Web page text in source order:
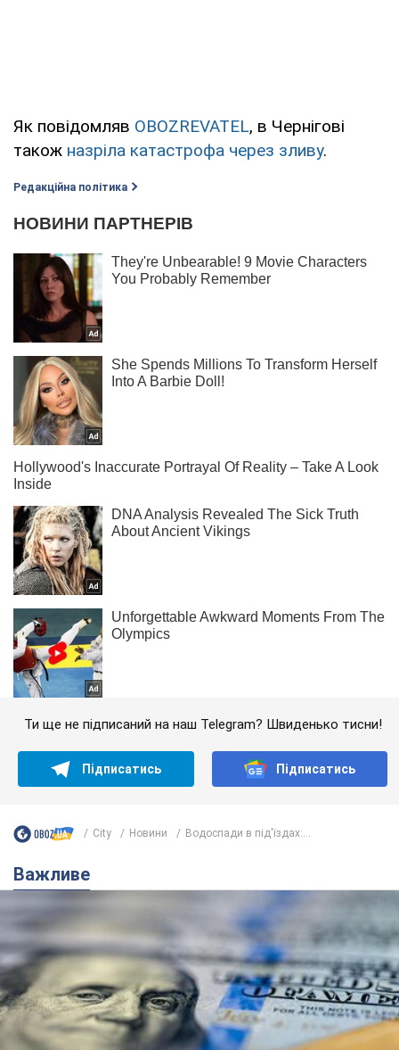
Як повідомляв OBOZREVATEL, в Чернігові
також назріла катастрофа через зливу.
Редакційна політика
Ти ще не підписаний на наш Telegram? Швиденько тисни!
Підписатись Підписатись
City Новини Водоспади в під'їздах:...
Важливе